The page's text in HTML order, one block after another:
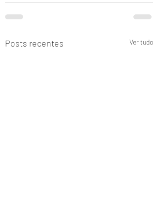
Posts recentes Ver tudo